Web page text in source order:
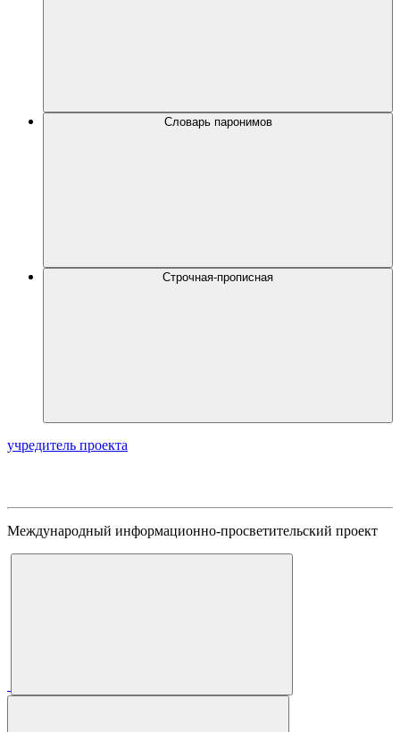
Словарь паронимов
Строчная-прописная
учредитель проекта
Международный информационно-просветительский проект